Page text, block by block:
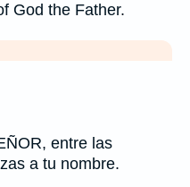
God the Father.
entre las
a tu nombre.